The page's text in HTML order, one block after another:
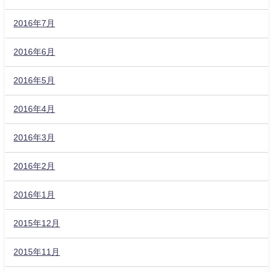
2016年7月
2016年6月
2016年5月
2016年4月
2016年3月
2016年2月
2016年1月
2015年12月
2015年11月